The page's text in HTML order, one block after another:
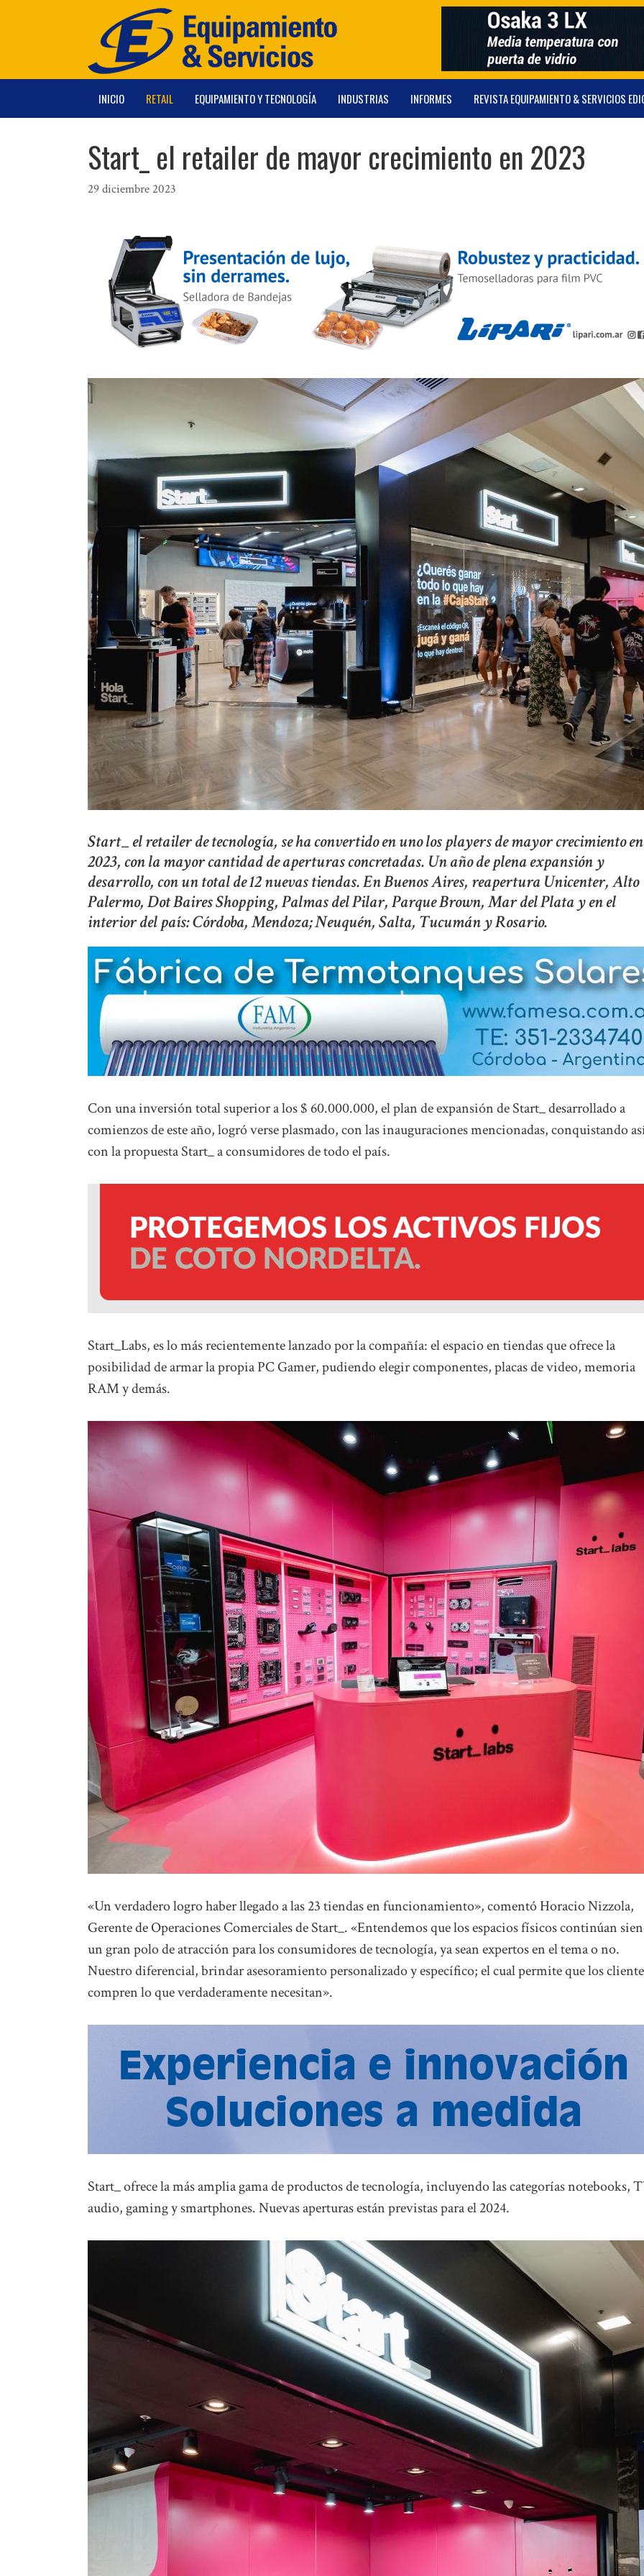
INICIO RETAIL EQUIPAMIENTO Y TECNOLOGÍA INDUSTRIAS INFORMES REVISTA EQUIPAMIENTO & SERVICIOS
Start_ el retailer de mayor crecimiento en 2023
29 diciembre 2023
Start_ el retailer de tecnología, se ha convertido en uno los players de mayor crecimiento en
2023, con la mayor cantidad de aperturas concretadas. Un año de plena expansión y
desarrollo, con un total de 12 nuevas tiendas. En Buenos Aires, reapertura Unicenter, Alto
Palermo, Dot Baires Shopping, Palmas del Pilar, Parque Brown, Mar del Plata y en el
interior del país: Córdoba, Mendoza; Neuquén, Salta, Tucumán y Rosario.
Con una inversión total superior a los $ 60.000.000, el plan de expansión de Start_ desarrollado a
comienzos de este año, logró verse plasmado, con las inauguraciones mencionadas, conquistando
con la propuesta Start_ a consumidores de todo el país.
Start_Labs, es lo más recientemente lanzado por la compañía: el espacio en tiendas que ofrece la
posibilidad de armar la propia PC Gamer, pudiendo elegir componentes, placas de video, memoria
RAM y demás.
«Un verdadero logro haber llegado a las 23 tiendas en funcionamiento», comentó Horacio Nizzola,
Gerente de Operaciones Comerciales de Start_. «Entendemos que los espacios físicos continúan
un gran polo de atracción para los consumidores de tecnología, ya sean expertos en el tema o no.
Nuestro diferencial, brindar asesoramiento personalizado y específico; el cual permite que los
compren lo que verdaderamente necesitan».
Start_ ofrece la más amplia gama de productos de tecnología, incluyendo las categorías notebooks,
audio, gaming y smartphones. Nuevas aperturas están previstas para el 2024.